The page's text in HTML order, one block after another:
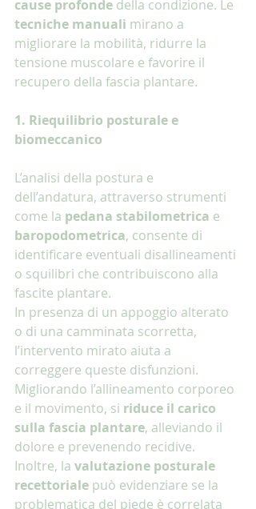
cause profonde della condizione. Le
tecniche manuali mirano a
migliorare la mobilità, ridurre la
tensione muscolare e favorire il
recupero della fascia plantare.
1. Riequilibrio posturale e
biomeccanico
L’analisi della postura e
dell’andatura, attraverso strumenti
come la pedana stabilometrica e
baropodometrica, consente di
identificare eventuali disallineamenti
o squilibri che contribuiscono alla
fascite plantare.
In presenza di un appoggio alterato
o di una camminata scorretta,
l’intervento mirato aiuta a
correggere queste disfunzioni.
Migliorando l’allineamento corporeo
e il movimento, si riduce il carico
sulla fascia plantare, alleviando il
dolore e prevenendo recidive.
Inoltre, la valutazione posturale
recettoriale può evidenziare se la
problematica del piede è correlata